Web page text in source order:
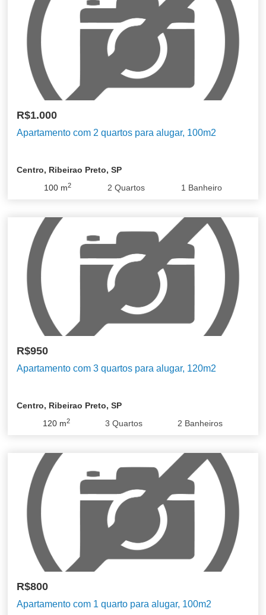
R$1.000
Apartamento com 2 quartos para alugar, 100m2
Centro, Ribeirao Preto, SP
100 m2 2 Quartos 1 Banheiro
R$950
Apartamento com 3 quartos para alugar, 120m2
Centro, Ribeirao Preto, SP
120 m2 3 Quartos 2 Banheiros
R$800
Apartamento com 1 quarto para alugar, 100m2
Jardim Botânico
Quinta da Primavera